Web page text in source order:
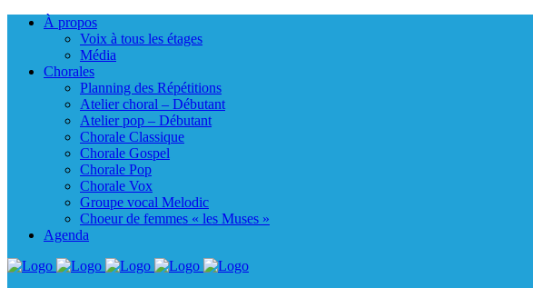
À propos
Voix à tous les étages
Média
Chorales
Planning des Répétitions
Atelier choral – Débutant
Atelier pop – Débutant
Chorale Classique
Chorale Gospel
Chorale Pop
Chorale Vox
Groupe vocal Melodic
Choeur de femmes « les Muses »
Agenda